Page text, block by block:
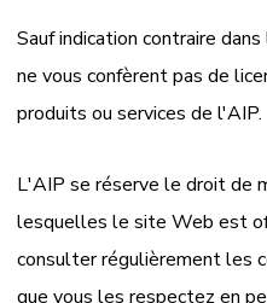
Sauf indication contraire
ne vous confèrent pas de
produits ou services de l'AIP.
L'AIP se réserve le droit de
lesquelles le site Web est
consulter régulièrement les
que vous les respectez en